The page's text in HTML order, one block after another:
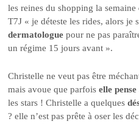
les reines du shopping la
T7J « je déteste les rides, alors je
dermatologue pour ne pas
un régime 15 jours avant ».
Christelle ne veut pas être
mais avoue que parfoiselle
les stars ! Christelle a quelques
? elle n’est pas prête à oser les